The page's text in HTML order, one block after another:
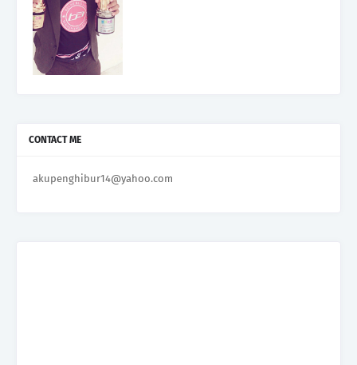
CONTACT ME
akupenghibur14@yahoo.com